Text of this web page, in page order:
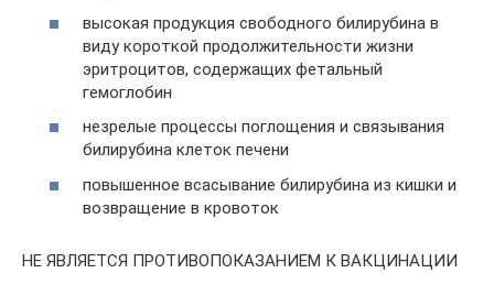
высокая продукция свободного билирубина в
виду короткой продолжительности жизни
эритроцитов, содержащих фетальный
гемоглобин
незрелые процессы поглощения и связывания
билирубина клеток печени
повышенное всасывание билирубина из кишки и
возвращение в кровоток
НЕ ЯВЛЯЕТСЯ ПРОТИВОПОКАЗАНИЕМ К ВАКЦИНАЦИИ